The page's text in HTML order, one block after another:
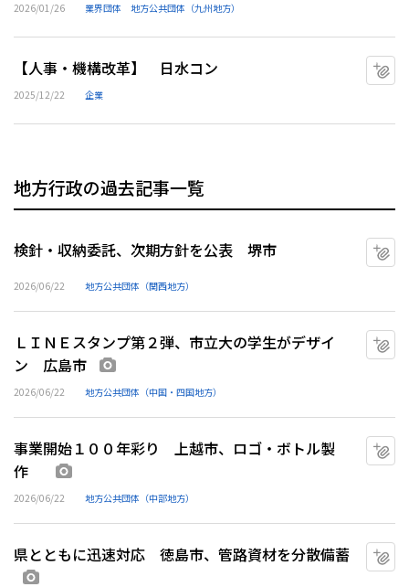
2026/01/26 業界団体 地方公共団体（九州地方）
【人事・機構改革】 日水コン
2025/12/22 企業
地方行政の過去記事一覧
検針・収納委託、次期方針を公表 堺市
2026/06/22 地方公共団体（関西地方）
ＬＩＮＥスタンプ第２弾、市立大の学生がデザイ
ン 広島市
2026/06/22 地方公共団体（中国・四国地方）
事業開始１００年彩り 上越市、ロゴ・ボトル製
作
2026/06/22 地方公共団体（中部地方）
県とともに迅速対応 徳島市、管路資材を分散備蓄